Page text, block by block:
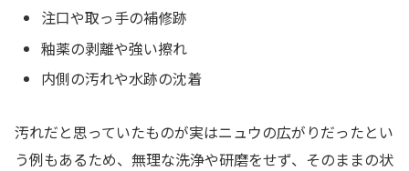
注口や取っ手の補修跡
釉薬の剥離や強い擦れ
内側の汚れや水跡の沈着
汚れだと思っていたものが実はニュウの広がりだったとい
う例もあるため、無理な洗浄や研磨をせず、そのままの状